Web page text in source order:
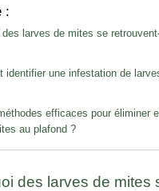
:
larves de mites se
identifier une infestation de
efficaces pour éliminer
au plafond ?
des larves de mites